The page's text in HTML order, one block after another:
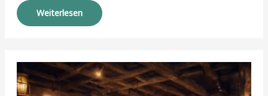
Weiterlesen